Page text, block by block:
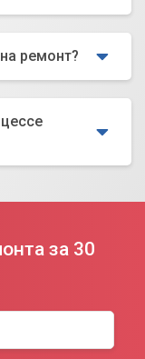
ремонт?
за 30